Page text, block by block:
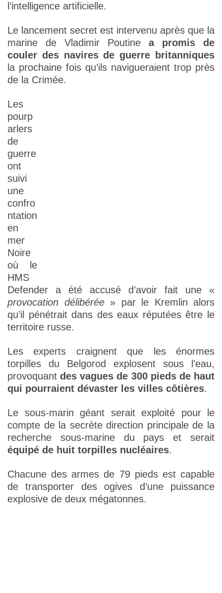
l’intelligence artificielle.
Le lancement secret est intervenu après que la
marine de Vladimir Poutine a promis de
couler des navires de guerre britanniques
la prochaine fois qu’ils navigueraient trop près
de la Crimée.
Les
pourp
arlers
de
guerre
ont
suivi
une
confro
ntation
en
mer
Noire
où le
HMS
Defender a été accusé d’avoir fait une «
provocation délibérée» par le Kremlin alors
qu’il pénétrait dans des eaux réputées être le
territoire russe.
Les experts craignent que les énormes
torpilles du Belgorod explosent sous l’eau,
provoquantdes vagues de 300 pieds de haut
qui pourraient dévaster les villes côtières.
Le sous-marin géant serait exploité pour le
compte de la secrète direction principale de la
recherche sous-marine du pays et serait
équipé de huit torpilles nucléaires.
Chacune des armes de 79 pieds est capable
de transporter des ogives d’une puissance
explosive de deux mégatonnes.